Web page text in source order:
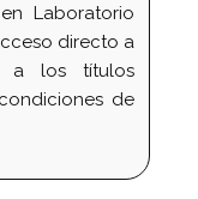
Laboratorio
directo a
a los títulos
de